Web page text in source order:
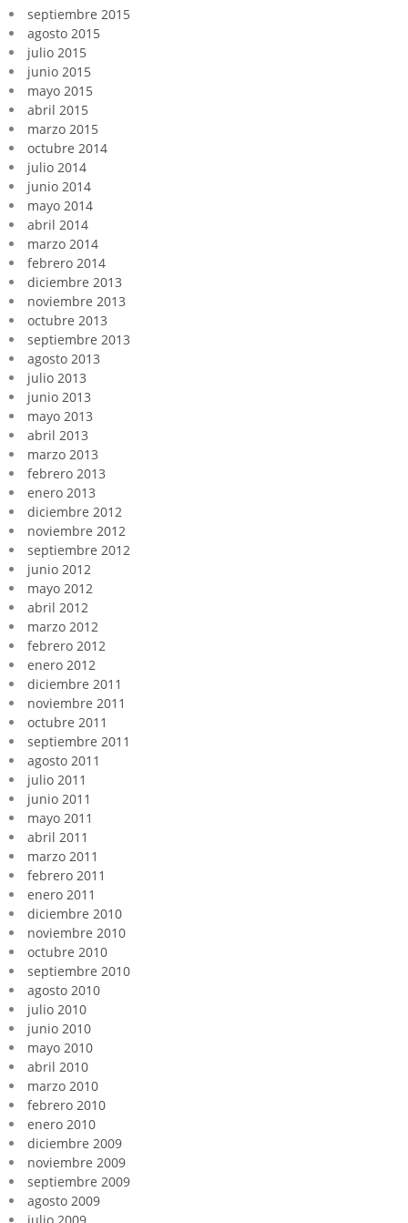
septiembre 2015
agosto 2015
julio 2015
junio 2015
mayo 2015
abril 2015
marzo 2015
octubre 2014
julio 2014
junio 2014
mayo 2014
abril 2014
marzo 2014
febrero 2014
diciembre 2013
noviembre 2013
octubre 2013
septiembre 2013
agosto 2013
julio 2013
junio 2013
mayo 2013
abril 2013
marzo 2013
febrero 2013
enero 2013
diciembre 2012
noviembre 2012
septiembre 2012
junio 2012
mayo 2012
abril 2012
marzo 2012
febrero 2012
enero 2012
diciembre 2011
noviembre 2011
octubre 2011
septiembre 2011
agosto 2011
julio 2011
junio 2011
mayo 2011
abril 2011
marzo 2011
febrero 2011
enero 2011
diciembre 2010
noviembre 2010
octubre 2010
septiembre 2010
agosto 2010
julio 2010
junio 2010
mayo 2010
abril 2010
marzo 2010
febrero 2010
enero 2010
diciembre 2009
noviembre 2009
septiembre 2009
agosto 2009